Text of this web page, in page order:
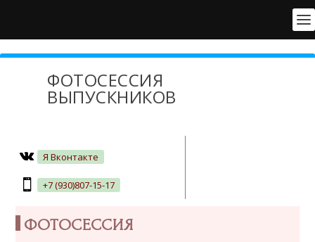
ФОТОСЕССИЯ
ВЫПУСКНИКОВ
Я Вконтакте
+7 (930)807-15-17
ФОТОСЕССИЯ